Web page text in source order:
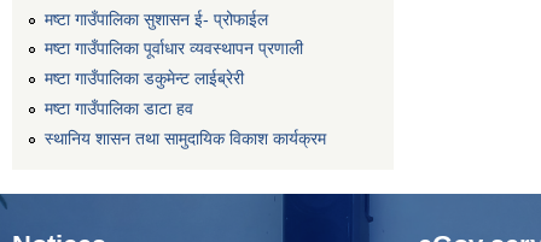
मष्टा गाउँपालिका सुशासन ई- प्रोफाईल
मष्टा गाउँपालिका पूर्वाधार व्यवस्थापन प्रणाली
मष्टा गाउँपालिका डकुमेन्ट लाईब्रेरी
मष्टा गाउँपालिका डाटा हव
स्थानिय शासन तथा सामुदायिक विकाश कार्यक्रम